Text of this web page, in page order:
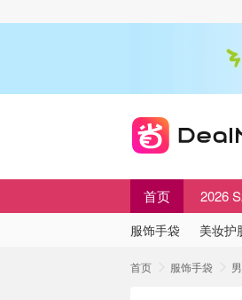
首页 2026
服饰手袋 美妆护
首页 服饰手袋